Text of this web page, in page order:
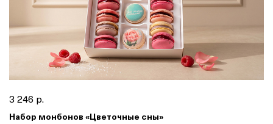
3 246 р.
Набор монбонов «Цветочные сны»